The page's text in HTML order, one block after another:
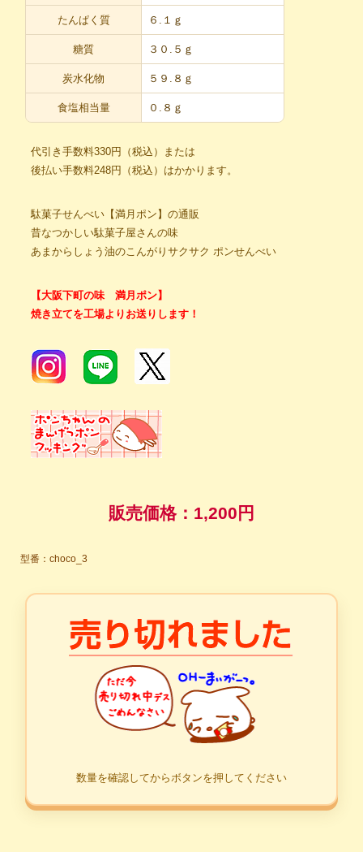
たんぱく質 ６.１ｇ
糖質 ３０.５ｇ
炭水化物 ５９.８ｇ
食塩相当量 ０.８ｇ
代引き手数料330円（税込）または
後払い手数料248円（税込）はかかります。
駄菓子せんべい【満月ポン】の通販
昔なつかしい駄菓子屋さんの味
あまからしょう油のこんがりサクサク ポンせんべい
【大阪下町の味 満月ポン】
焼き立てを工場よりお送りします！
販売価格： 1,200円
型番：choco_3